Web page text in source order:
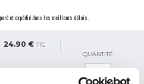
et expédié dans les meilleurs délais.
24.90 € TTC
QUANTITÉ